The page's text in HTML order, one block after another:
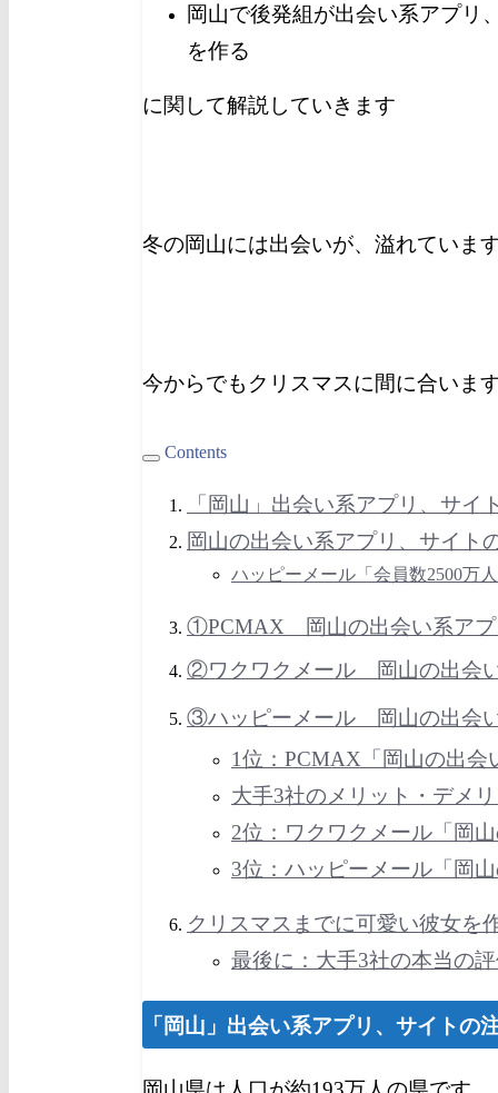
岡山で後発組が出会い系アプリ
を作る
に関して解説していきます
冬の岡山には出会いが、溢れていま
今からでもクリスマスに間に合いま
Contents
「 岡山 」出会い系アプリ、サイ
岡山の出会い系アプリ、サイト
ハッピーメール「会員数2500万
①PCMAX 岡山の出会い系ア
②ワクワクメール 岡山の出会
③ハッピーメール 岡山の出会
1位：PCMAX 「岡山の出
大手3社のメリット・デメ
2位：ワクワクメール 「岡山
3位：ハッピーメール 「岡
クリスマスまでに可愛い彼女を
最後に：大手3社の本当の
「岡山 」出会い系アプリ、サイトの